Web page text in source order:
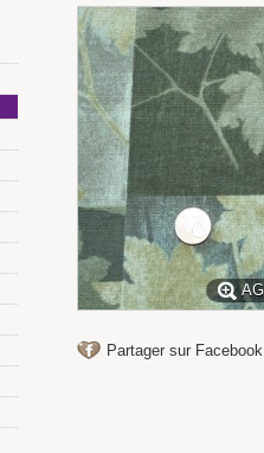
Partager sur Facebook